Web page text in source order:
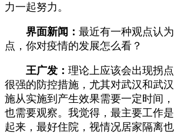
力一起努力。
界面新闻： 最近有一种观点认
点，你对疫情的发展怎么看？
王广发： 理论上应该会出现拐
很强的防控措施，尤其对武汉和武
施从实施到产生效果需要一定时间
也需要观察。我觉得，最主要工作
起来，最好住院，视情况居家隔离